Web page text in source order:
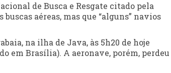
de Busca e Resgate citado pela
aéreas, mas que “alguns” navios
na ilha de Java, às 5h20 de hoje
em Brasília). A aeronave, porém, perdeu